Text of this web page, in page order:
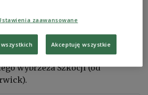
zabezpieczało
i Burntisland. Równocześnie
brytyjskie w ochronie
wybrzeża Szkocji (od
zaawansowane
Akceptuję wszystkie